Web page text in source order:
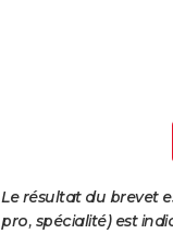
Le résultat du brevet
pro, spécialité) est